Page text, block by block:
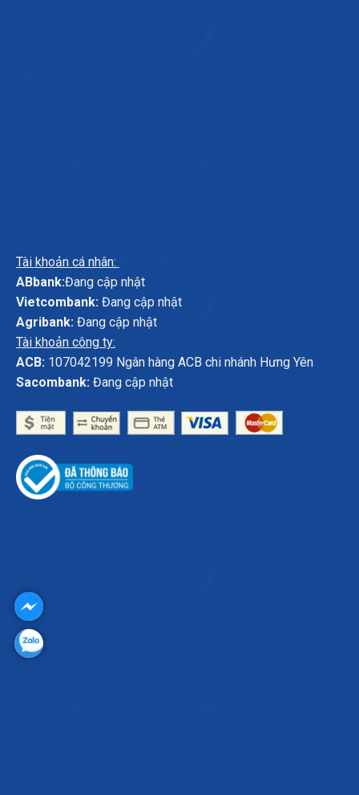
Tài khoản cá nhân:
ABbank:Đang cập nhật
Vietcombank:Đang cập nhật
Agribank:Đang cập nhật
Tài khoản công ty:
ACB:107042199 Ngân hàng ACB chi nhánh Hưng Yên
Sacombank:Đang cập nhật